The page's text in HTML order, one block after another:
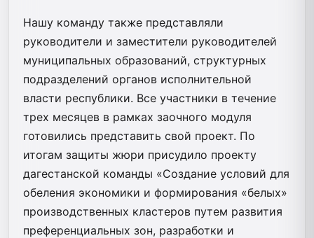
Нашу команду также представляли
руководители и заместители руководителей
муниципальных образований, структурных
подразделений органов исполнительной
власти республики. Все участники в течение
трех месяцев в рамках заочного модуля
готовились представить свой проект. По
итогам защиты жюри присудило проекту
дагестанской команды «Создание условий для
обеления экономики и формирования «белых»
производственных кластеров путем развития
преференциальных зон, разработки и